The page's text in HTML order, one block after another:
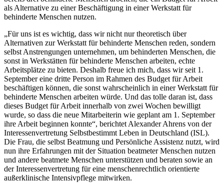
als Alternative zu einer Beschäftigung in einer Werkstatt für
behinderte Menschen nutzen.
„Für uns ist es wichtig, dass wir nicht nur theoretisch über
Alternativen zur Werkstatt für behinderte Menschen reden, sondern
selbst Anstrengungen unternehmen, um behinderten Menschen, die
sonst in Werkstätten für behinderte Menschen arbeiten, echte
Arbeitsplätze zu bieten. Deshalb freue ich mich, dass wir seit 1.
September eine dritte Person im Rahmen des Budget für Arbeit
beschäftigen können, die sonst wahrscheinlich in einer Werkstatt für
behinderte Menschen arbeiten würde. Und das tolle daran ist, dass
dieses Budget für Arbeit innerhalb von zwei Wochen bewilligt
wurde, so dass die neue Mitarbeiterin wie geplant am 1. September
ihre Arbeit beginnen konnte“, berichtet Alexander Ahrens von der
Interessenvertretung Selbstbestimmt Leben in Deutschland (ISL).
Die Frau, die selbst Beatmung und Persönliche Assistenz nutzt, wird
nun ihre Erfahrungen mit der Situation beatmeter Menschen nutzen
und andere beatmete Menschen unterstützen und beraten sowie an
der Interessenvertretung für eine menschenrechtlich orientierte
außerklinische Intensivpflege mitwirken.